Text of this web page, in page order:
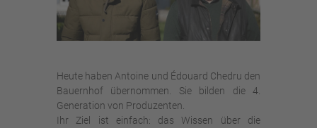
Heute haben Antoine und Édouard Chedru den
Bauernhof übernommen. Sie bilden die 4.
Generation von Produzenten.
Ihr Ziel ist einfach: das Wissen über die